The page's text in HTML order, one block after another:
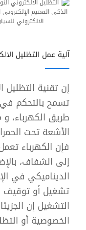
آلية عمل التظليل
إن تقنية التظليل
تسمح بالتحكم
طريق الكهرباء،
الأشعة تحت
فإن الكهرباء
إلى الشفاف،
الديناميكي في
تشغيل أو توقيف
التشغيل إن
الخصوصية أو